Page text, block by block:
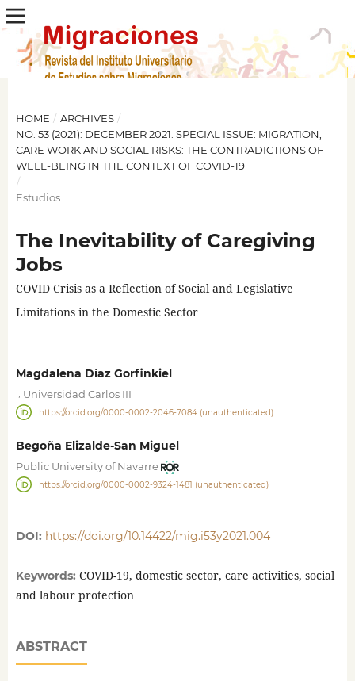
HOME / ARCHIVES /
NO. 53 (2021): DECEMBER 2021. SPECIAL ISSUE: MIGRATION,
CARE WORK AND SOCIAL RISKS: THE CONTRADICTIONS OF
WELL-BEING IN THE CONTEXT OF COVID-19
/
Estudios
The Inevitability of Caregiving
Jobs
COVID Crisis as a Reflection of Social and Legislative
Limitations in the Domestic Sector
Magdalena Díaz Gorfinkiel
Universidad Carlos III
https://orcid.org/0000-0002-2046-7084 (unauthenticated)
Begoña Elizalde-San Miguel
Public University of Navarre
https://orcid.org/0000-0002-9324-1481 (unauthenticated)
DOI: https://doi.org/10.14422/mig.i53y2021.004
Keywords: COVID-19, domestic sector, care activities, social
and labour protection
ABSTRACT